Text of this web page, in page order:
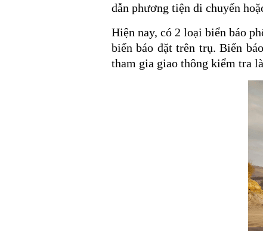
dẫn phương tiện di chuyển
Hiện nay, có 2 loại biển báo
biển báo đặt trên trụ. Biển
tham gia giao thông kiểm tra